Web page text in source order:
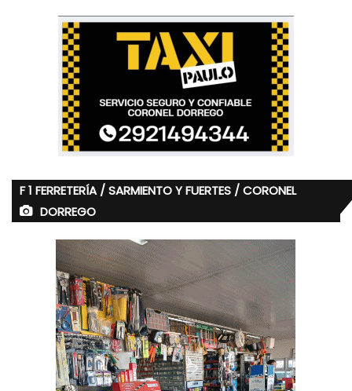
F 1 FERRETERÍA / SARMIENTO Y FUERTES / CORONEL
DORREGO